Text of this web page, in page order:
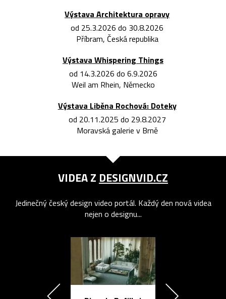
Výstava Architektura opravy
od 25.3.2026 do 30.8.2026
Příbram, Česká republika
Výstava Whispering Things
od 14.3.2026 do 6.9.2026
Weil am Rhein, Německo
Výstava Liběna Rochová: Doteky
od 20.11.2025 do 29.8.2027
Moravská galerie v Brně
VIDEA Z DESIGNVID.CZ
Jedinečný český design video portál. Každý den nová videa
nejen o designu...